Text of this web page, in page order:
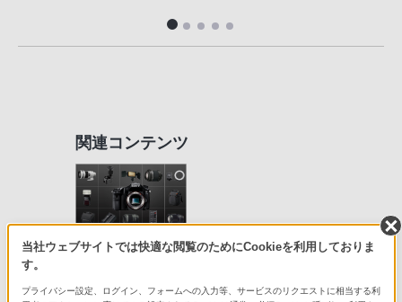
関連コンテンツ
Aマウントレンズ/アクセサリーシステ
当社ウェブサイトでは快適な閲覧のためにCookieを利用しておりま
す。
プライバシー設定、ログイン、フォームへの入力等、サービスのリクエストに相当する利